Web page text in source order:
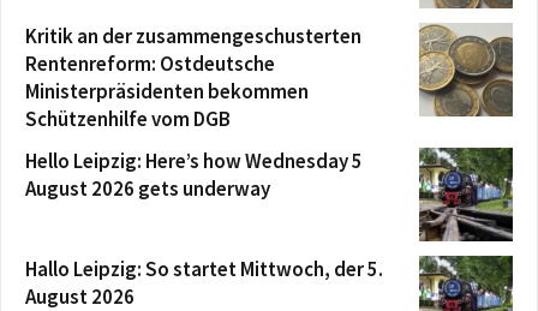
Kritik an der zusammengeschusterten
Rentenreform: Ostdeutsche
Ministerpräsidenten bekommen
Schützenhilfe vom DGB
Hello Leipzig: Here’s how Wednesday 5
August 2026 gets underway
Hallo Leipzig: So startet Mittwoch, der 5.
August 2026